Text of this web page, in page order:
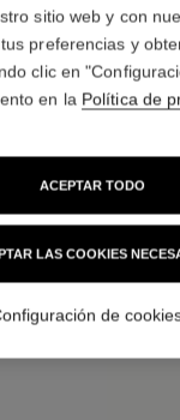
sitio web y con
preferencias y
clic en
en la Política de
LAS COOKIES
ACEPTAR TODO
de